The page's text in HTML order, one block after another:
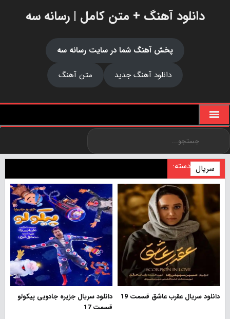
دانلود آهنگ + متن کامل | رسانه سه
پخش آهنگ شما در سایت رسانه سه
دانلود آهنگ جدید
متن آهنگ
دسته: سریال
دانلود سریال عقرب عاشق قسمت 19
دانلود سریال جزیره جادویی پیکولو
قسمت 17